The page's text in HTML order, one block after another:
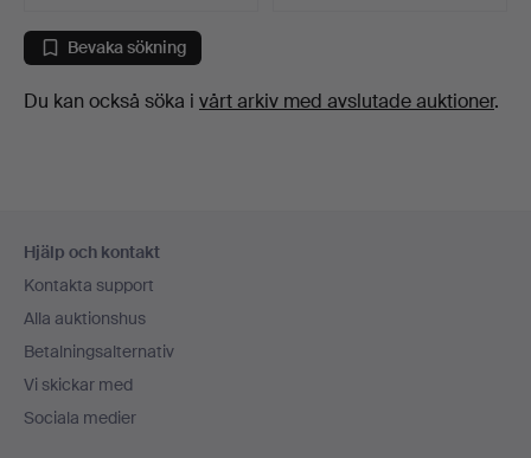
Bevaka sökning
Du kan också söka i vårt arkiv med avslutade auktioner.
Hjälp och kontakt
Kontakta support
Alla auktionshus
Betalningsalternativ
Vi skickar med
Sociala medier